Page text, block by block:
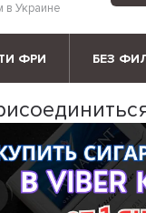
в Украине
ФРИ БЕЗ